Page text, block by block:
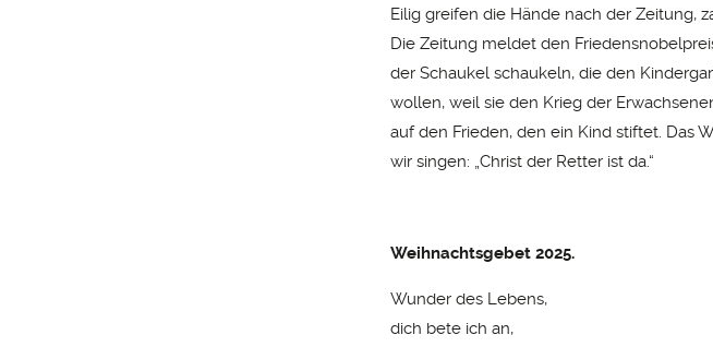
Eilig greifen die Hände nach der Zeitung,
Die Zeitung meldet den
der Schaukel schaukeln, die den
wollen, weil sie den Krieg der
auf den Frieden, den ein Kind stiftet. Das
wir singen: „Christ der Retter ist da.“
Weihnachtsgebet 2025.
Wunder des Lebens,
dich bete ich an,